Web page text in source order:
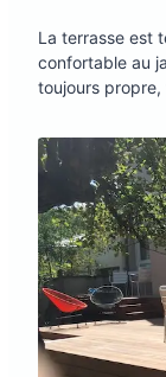
La terrasse est
confortable au
toujours propre,